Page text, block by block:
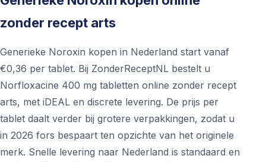
zonder recept arts
Generieke Noroxin kopen in Nederland start vanaf
€0,36 per tablet. Bij ZonderReceptNL bestelt u
Norfloxacine 400 mg tabletten online zonder recept
arts, met iDEAL en discrete levering. De prijs per
tablet daalt verder bij grotere verpakkingen, zodat u
in 2026 fors bespaart ten opzichte van het originele
merk. Snelle levering naar Nederland is standaard en